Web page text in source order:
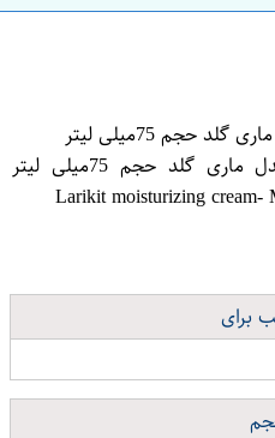
75میلی لیتر
کرم مرطوب کننده لاریکیت مدل ماری گلد حجم 75میلی لیتر
Larikit moisturizing
برای